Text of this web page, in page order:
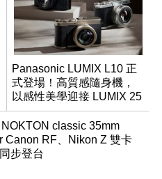
Panasonic LUMIX L10 正
式登場！高質感隨身機，
以感性美學迎接 LUMIX 25
週年
classic 35mm
Canon RF、Nikon Z 雙卡
步登台